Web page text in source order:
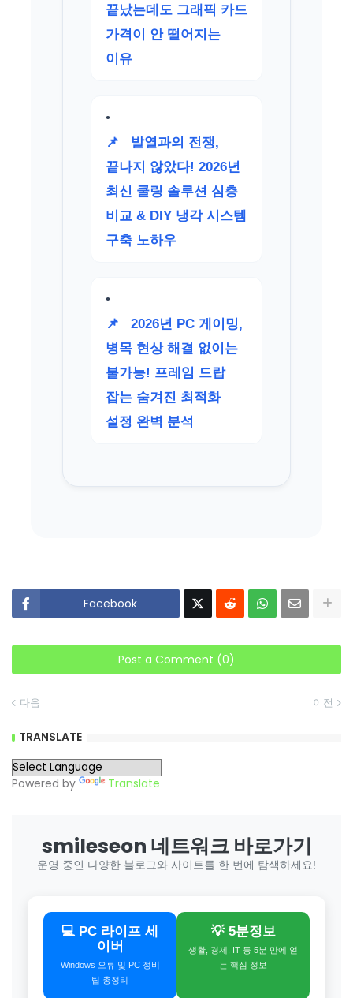
끝났는데도 그래픽 카드
가격이 안 떨어지는
이유
📌
발열과의 전쟁,
끝나지 않았다! 2026년
최신 쿨링 솔루션 심층
비교 & DIY 냉각 시스템
구축 노하우
📌
2026년 PC 게이밍,
병목 현상 해결 없이는
불가능! 프레임 드랍
잡는 숨겨진 최적화
설정 완벽 분석
Facebook
Post a Comment (0)
다음 이전
TRANSLATE
Powered by Translate
smileseon 네트워크 바로가기
운영 중인 다양한 블로그와 사이트를 한 번에 탐색하세요!
💻 PC 라이프 세
이버
Windows 오류 및 PC 정비
팁 총정리
💡 5분정보
생활, 경제, IT 등 5분 만에 얻
는 핵심 정보